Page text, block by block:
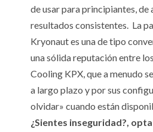
de usar para principiantes,
resultados consistentes. La
Kryonaut es una de tipo
una sólida reputación entre
Cooling KPX, que a menudo
a largo plazo y por sus
olvidar» cuando están
¿Sientes inseguridad?,